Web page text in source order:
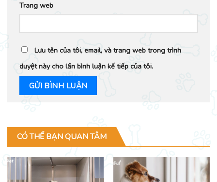
Trang web
Lưu tên của tôi, email, và trang web trong trình
duyệt này cho lần bình luận kế tiếp của tôi.
CÓ THỂ BẠN QUAN TÂM